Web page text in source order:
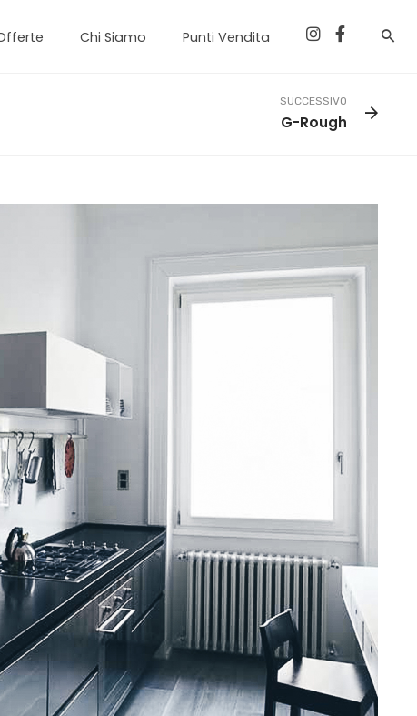
Chi Siamo Punti Vendita
SUCCESSIVO
G-Rough